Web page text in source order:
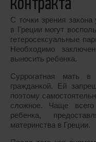
контракта
С точки зрения закона
в Греции могут
гетеросексуальные
Необходимо
выносить ребенка.
Суррогатная мать
гражданкой. Ей
поэтому
сложное. Чаще
ребенка,
материнства в Греции.